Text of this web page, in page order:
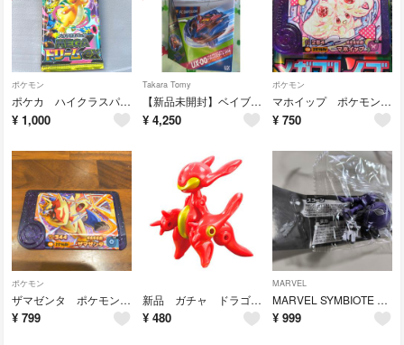
ポケモン
ポケカ ハイクラスパック MEGAドリームex※複数割引あり
¥ 1,000
Takara Tomy
【新品未開封】ベイブレードx バルサコラボ
¥ 4,250
ポケモン
マホイップ ポケモンフレンダ スーパートレジャー テラスタル
¥ 750
ポケモン
ザマゼンタ ポケモンフレンダ
¥ 799
新品 ガチャ ドラゴンビッツ ルージュ
¥ 480
MARVEL
MARVEL SYMBIOTE フィギュアコレクション side CARNAGE
¥ 999